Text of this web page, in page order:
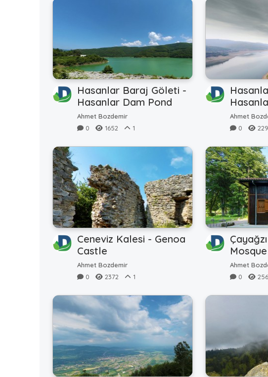
Hasanlar Baraj Göleti -
Hasanlar Dam Pond
Ahmet Bozdemir
0
1652 1
Air)
Ahmet
0
Ceneviz Kalesi - Genoa
Castle
Ahmet Bozdemir
0
2372 1
Ahmet
0